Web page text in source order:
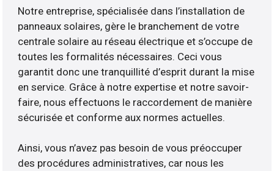
Notre entreprise, spécialisée dans l’installation de
panneaux solaires, gère le branchement de votre
centrale solaire au réseau électrique et s’occupe de
toutes les formalités nécessaires. Ceci vous
garantit donc une tranquillité d’esprit durant la mise
en service. Grâce à notre expertise et notre savoir-
faire, nous effectuons le raccordement de manière
sécurisée et conforme aux normes actuelles.
Ainsi, vous n’avez pas besoin de vous préoccuper
des procédures administratives, car nous les